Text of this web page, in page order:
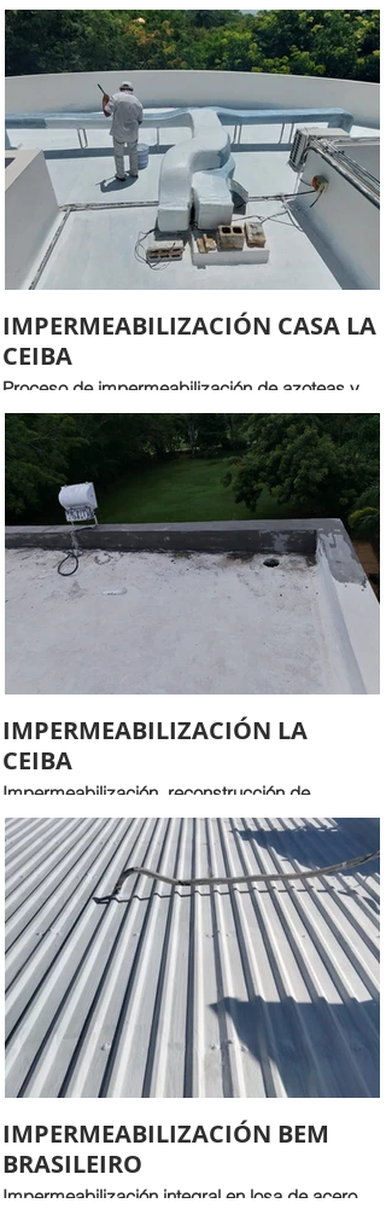
IMPERMEABILIZACIÓN CASA LA
CEIBA
Proceso de impermeabilización de azoteas y
ductos
IMPERMEABILIZACIÓN LA
CEIBA
Impermeabilización, reconstrucción de
chaflanes y pretiles.
IMPERMEABILIZACIÓN BEM
BRASILEIRO
Impermeabilización integral en losa de acero